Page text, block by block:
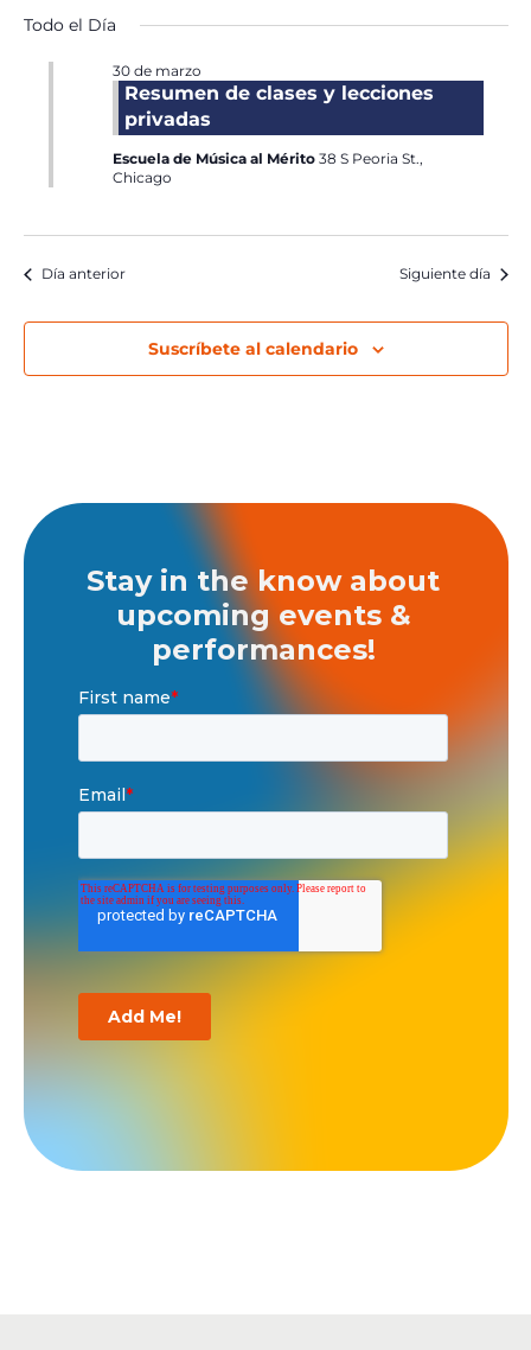
Eventos
2026
fecha.
Todo el Día
Resumen de clases y lecciones
privadas
30 de marzo
Escuela de Música al Mérito 38 S Peoria St.,
Chicago
Día anterior Siguiente día
Suscríbete al calendario